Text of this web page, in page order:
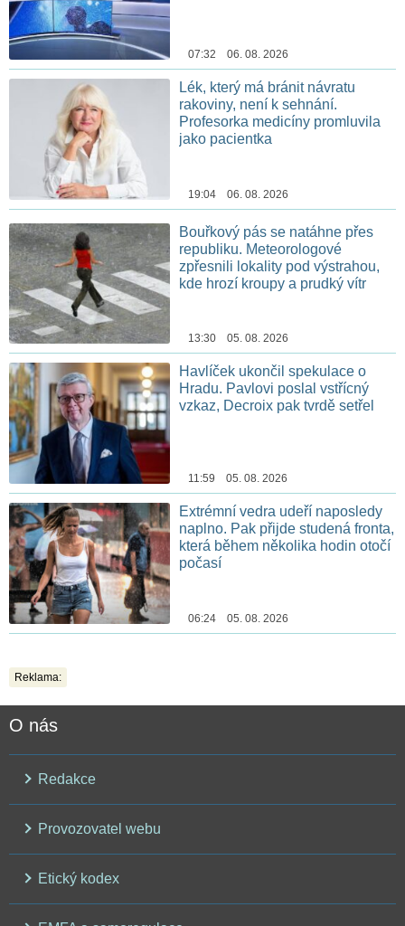
07:32 06. 08. 2026
Lék, který má bránit návratu
rakoviny, není k sehnání.
Profesorka medicíny promluvila
jako pacientka
19:04 06. 08. 2026
Bouřkový pás se natáhne přes
republiku. Meteorologové
zpřesnili lokality pod výstrahou,
kde hrozí kroupy a prudký vítr
13:30 05. 08. 2026
Havlíček ukončil spekulace o
Hradu. Pavlovi poslal vstřícný
vzkaz, Decroix pak tvrdě setřel
11:59 05. 08. 2026
Extrémní vedra udeří naposledy
naplno. Pak přijde studená fronta,
která během několika hodin otočí
počasí
06:24 05. 08. 2026
Reklama:
O nás
Redakce
Provozovatel webu
Etický kodex